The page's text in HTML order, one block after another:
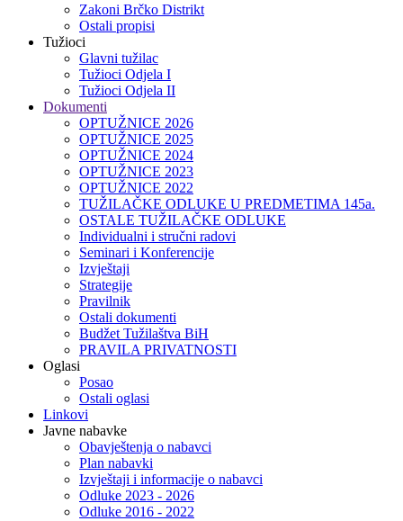
Zakoni Brčko Distrikt
Ostali propisi
Tužioci
Glavni tužilac
Tužioci Odjela I
Tužioci Odjela II
Dokumenti
OPTUŽNICE 2026
OPTUŽNICE 2025
OPTUŽNICE 2024
OPTUŽNICE 2023
OPTUŽNICE 2022
TUŽILAČKE ODLUKE U PREDMETIMA 145a.
OSTALE TUŽILAČKE ODLUKE
Individualni i stručni radovi
Seminari i Konferencije
Izvještaji
Strategije
Pravilnik
Ostali dokumenti
Budžet Tužilaštva BiH
PRAVILA PRIVATNOSTI
Oglasi
Posao
Ostali oglasi
Linkovi
Javne nabavke
Obavještenja o nabavci
Plan nabavki
Izvještaji i informacije o nabavci
Odluke 2023 - 2026
Odluke 2016 - 2022